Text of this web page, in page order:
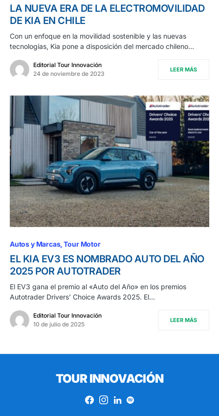
LA NUEVA ERA DE LA ELECTROMOVILIDAD
DE KIA EN CHILE
Con un enfoque en la movilidad sostenible y las nuevas
tecnologías, Kia pone a disposición del mercado chileno…
Editorial Tour Innovación
24 de noviembre de 2023
LEER MÁS
Autos y Marcas Tour Motor
EL KIA EV3 ES NOMBRADO AUTO DEL AÑO
2025 POR AUTOTRADER
El EV3 gana el premio al «Auto del Año» en los premios
Autotrader Drivers’ Choice Awards 2025. El…
Editorial Tour Innovación
10 de julio de 2025
LEER MÁS
TOUR INNOVACIÓN